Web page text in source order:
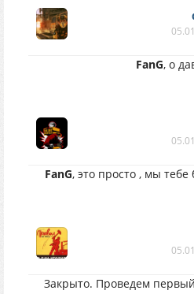
FanG, о
FanG, это просто , мы
Закрыто. Проведем